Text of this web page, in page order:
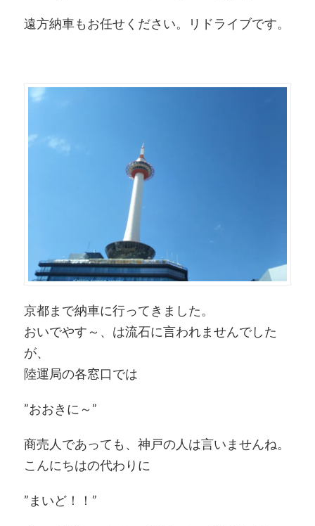
遠方納車もお任せください。リドライブです。
京都まで納車に行ってきました。
おいでやす～、は流石に言われませんでした
が、
陸運局の各窓口では
”おおきに～”
商売人であっても、神戸の人は言いませんね。
こんにちはの代わりに
”まいど！！”